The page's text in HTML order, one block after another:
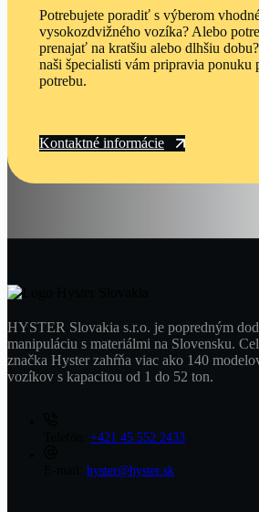
Potrebujete poradiť s výberom
vysokozdvižného vozíka? Alebo
prenajať na kratšiu alebo dlhšiu
naši špecialisti vám pripravia ponuku
potrebu.
Kontaktné informácie
HYSTER Slovakia s.r.o. je popredným
manipuláciu s materiálmi na Slovensku.
značka Hyster zahŕňa viac ako 140
vozíkov s kapacitou od 1 do 52 ton.
+421 45 552 2433
hyster@hyster.sk